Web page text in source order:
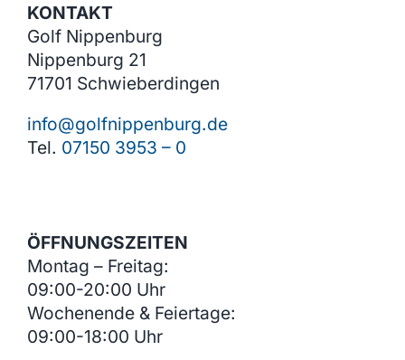
KONTAKT
Golf Nippenburg
Nippenburg 21
71701 Schwieberdingen
info@golfnippenburg.de
Tel. 07150 3953 – 0
ÖFFNUNGSZEITEN
Montag – Freitag:
09:00-20:00 Uhr
Wochenende & Feiertage:
09:00-18:00 Uhr